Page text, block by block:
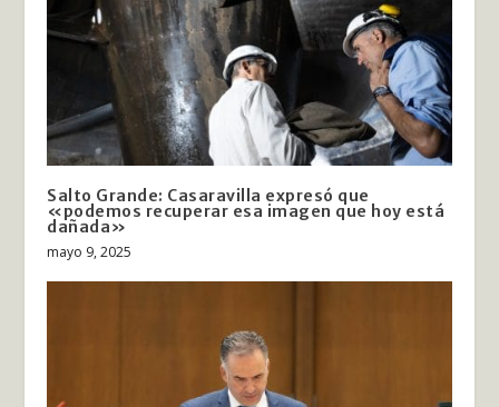
Salto Grande: Casaravilla expresó que
«podemos recuperar esa imagen que hoy está
dañada»
mayo 9, 2025